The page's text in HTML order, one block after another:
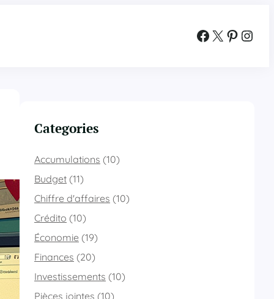
Facebook X Pinterest Instagram
Categories
Accumulations (10)
Budget (11)
Chiffre d'affaires (10)
Crédito (10)
Économie (19)
Finances (20)
Investissements (10)
Pièces jointes (10)